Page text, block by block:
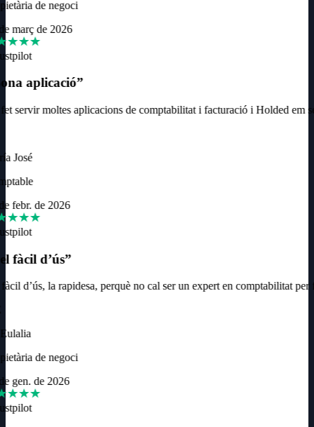
de negoci
març de 2026
aplicació”
servir moltes aplicacions de comptabilitat i facturació i Holded em
José
febr. de 2026
fàcil d’ús”
d’ús, la rapidesa, perquè no cal ser un expert en comptabilitat
de negoci
gen. de 2026